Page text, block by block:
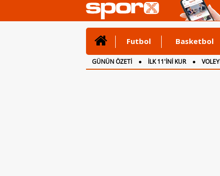
Futbol Basketbol
GÜNÜN ÖZETİ İLK 11'İNİ KUR
CANLI ANLATIM
İNGİLTERE